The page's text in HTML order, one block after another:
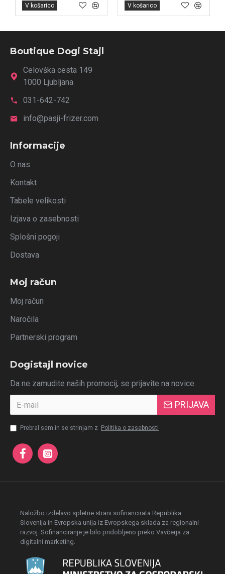
V košarico V košarico
Boutique Dogi Stajl
Celovška cesta 149
1000 Ljubljana
031-642-742
info@pasji-frizer.com
Informacije
O nas
Kontakt
Tabele velikosti
Izjava o zasebnosti
Splošni pogoji
Dostava
Moj račun
Moj račun
Naročila
Partnerski program
Dogistajl novice
Da ne zamudite naših promocij, se prijavite na novice.
PRIJAVA
Prebral sem in se strinjam z Politika o zasebnosti
Naložbo izdelavo spletne strani sofinancirata Republika
Slovenija in Evropska unija iz Evropskega sklada za regionalni
razvoj. Sofinanciranje je bilo pridobljeno preko Vavčerja za
digitalni marketing.